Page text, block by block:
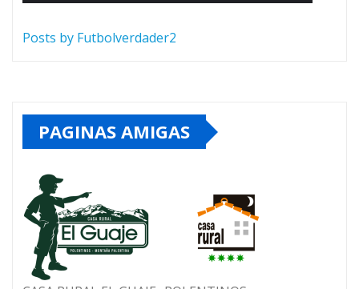
Posts by Futbolverdader2
PAGINAS AMIGAS